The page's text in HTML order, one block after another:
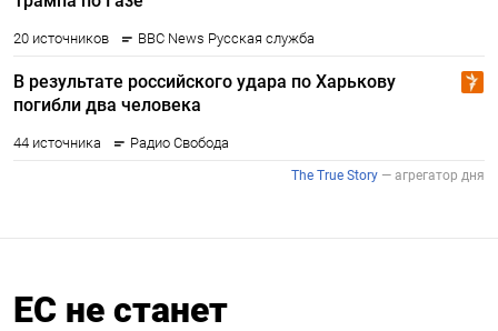
ЕС не станет